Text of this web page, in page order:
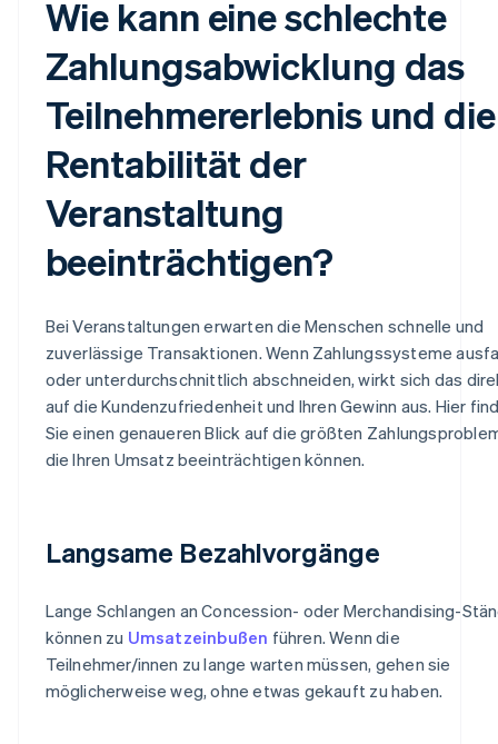
Wie kann eine schlechte
Zahlungsabwicklung das
Teilnehmererlebnis und die
Rentabilität der
Veranstaltung
beeinträchtigen?
Bei Veranstaltungen erwarten die Menschen schnelle und
zuverlässige Transaktionen. Wenn Zahlungssysteme
oder unterdurchschnittlich abschneiden, wirkt sich das
auf die Kundenzufriedenheit und Ihren Gewinn aus. Hier
Sie einen genaueren Blick auf die größten
die Ihren Umsatz beeinträchtigen können.
Langsame Bezahlvorgänge
Lange Schlangen an Concession- oder Merchandising-
können zu Umsatzeinbußen führen. Wenn die
Teilnehmer/innen zu lange warten müssen, gehen sie
möglicherweise weg, ohne etwas gekauft zu haben.